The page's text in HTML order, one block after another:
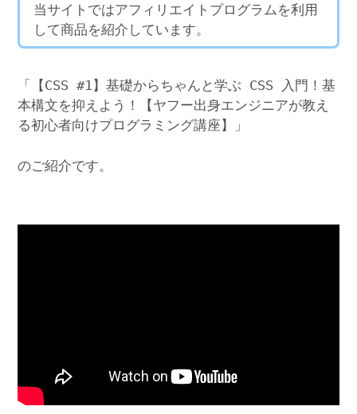
当サイトではアフィリエイトプログラムを利用
して商品を紹介しています。
「【CSS #1】基礎からちゃんと学ぶ CSS 入門！基
本構文を抑えよう！【ヤフー出身エンジニアが教え
る初心者向けプログラミング講座】」
のご紹介です。